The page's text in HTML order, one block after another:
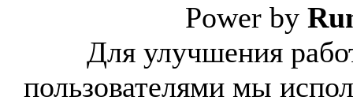
Power by
Для улучшения
пользователями мы